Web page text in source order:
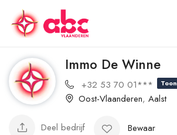
Immo De Winne
+32 53 70 01*** Toon
Oost-Vlaanderen, Aalst
Deel bedrijf Bewaar